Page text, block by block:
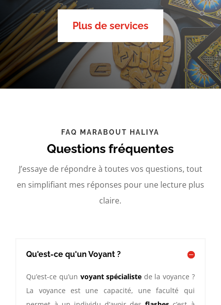
Plus de services
FAQ MARABOUT HALIYA
Questions fréquentes
J’essaye de répondre à toutes vos questions, tout
en simplifiant mes réponses pour une lecture plus
claire.
Qu'est-ce qu'un Voyant ?
Qu’est-ce qu’un voyant spécialiste de la voyance ?
La voyance est une capacité, une faculté qui